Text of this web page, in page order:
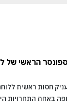
הראשי של
חסות ראשית
באחת התחרויות